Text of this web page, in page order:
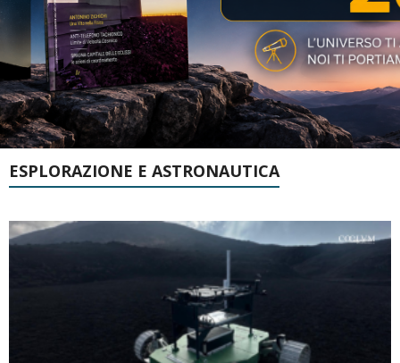
ESPLORAZIONE E ASTRONAUTICA